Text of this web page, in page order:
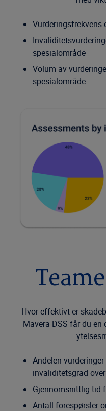
Vurderingsfrekvens
spesialområde
Volum av
spesialområde
Hvor effektivt er
Mavera DSS får du
Andelen
invaliditetsgrad
Gjennomsnittlig tid
Antall forespørsler